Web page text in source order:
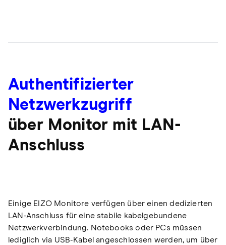
Authentifizierter
Netzwerkzugriff
über Monitor mit LAN-
Anschluss
Einige EIZO Monitore verfügen über einen dedizierten
LAN-Anschluss für eine stabile kabelgebundene
Netzwerkverbindung. Notebooks oder PCs müssen
lediglich via USB-Kabel angeschlossen werden, um über